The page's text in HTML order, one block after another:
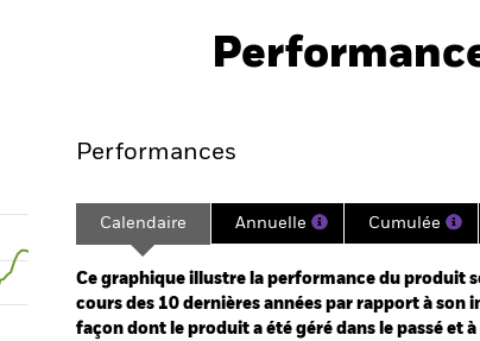
Time. Range: 2012-01-01 00:00:00 to 2026-07-31 00:00:00.
Range: 0 to 60.
Performances
Calendaire Annuelle Cumulée
Ce graphique illustre la performance du produit
cours des 10 dernières années par rapport à son
façon dont le produit a été géré dans le passé et